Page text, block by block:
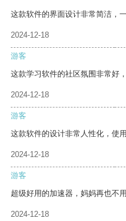
这款软件的界面设计非常简洁，一
2024-12-18
游客
这款学习软件的社区氛围非常好
2024-12-18
游客
这款软件的设计非常人性化，使
2024-12-18
游客
超级好用的加速器，妈妈再也不
2024-12-18